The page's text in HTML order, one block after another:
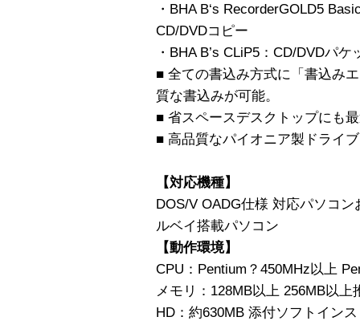
・BHA B‘s RecorderGOLD5
CD/DVDコピー
・BHA B’s CLiP5：CD/DVDパ
■ 全ての書込み方式に「書込み
質な書込みが可能。
■ 省スペースデスクトップにも
■ 高品質なパイオニア製ドライ
【対応機種】
DOS/V OADG仕様 対応パソコ
ルベイ搭載パソコン
【動作環境】
CPU：Pentium？450MHz以上
メモリ：128MB以上 256MB以上
HD：約630MB 添付ソフトイン